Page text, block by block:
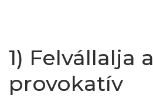
1) Felvállalja a
provokatív